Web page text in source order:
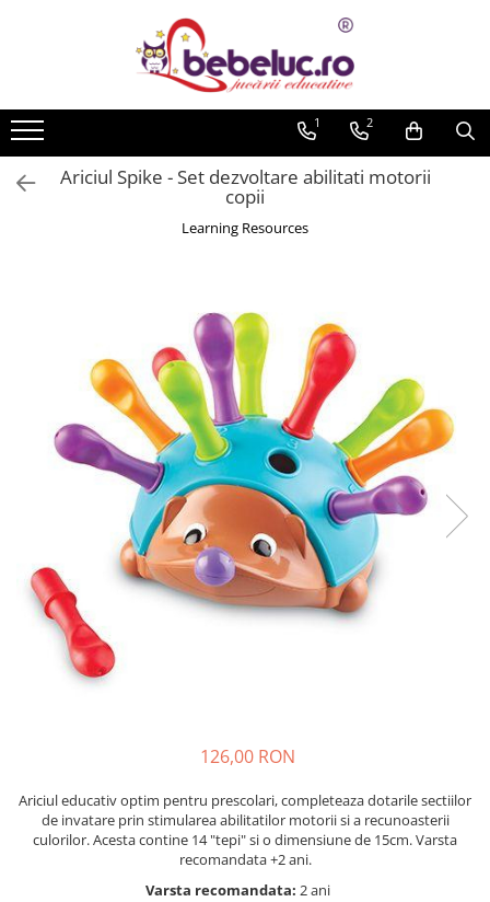
Toate Produsele
Jucarii pe varste
Jucarii educative
Set constructie copii
Organele Corpului Uman
Roboti de jucarie
Jucarii Creativitate
Lucru manual copii
Plastilina
Seturi de desen
Seturi de pictura pentru copii
Nisip kinetic
Jucarii interactive
Proiector pentru copii
Instrumente muzicale pentru copii
Caruseluri muzicale
Banc de lucru pentru copii
Papusi de mana
Bormasina magica
1 2
Ariciul Spike - Set dezvoltare abilitati motorii
copii
Learning Resources
126,00 RON
Ariciul educativ optim pentru prescolari, completeaza dotarile sectiilor
de invatare prin stimularea abilitatilor motorii si a recunoasterii
culorilor. Acesta contine 14 "tepi" si o dimensiune de 15cm. Varsta
recomandata +2 ani.
Varsta recomandata: 2 ani